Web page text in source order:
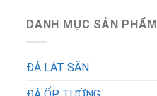
DANH MỤC SẢN PHẨM
ĐÁ LÁT SÂN